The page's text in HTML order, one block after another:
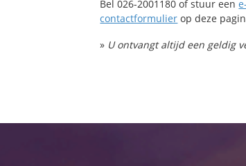
Bel 026-2001180 of stuur een
contactformulier op deze
» U ontvangt altijd een geldig